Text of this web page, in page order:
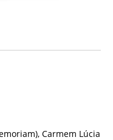
Carmem Lúcia